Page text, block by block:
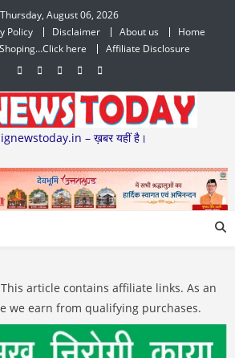
Thursday, August 06, 2026
Policy Disclaimer About us
Home
here
Affiliate Disclosure
– ख़बर यहीं है।
article contains affiliate links. As an
we earn from qualifying purchases.